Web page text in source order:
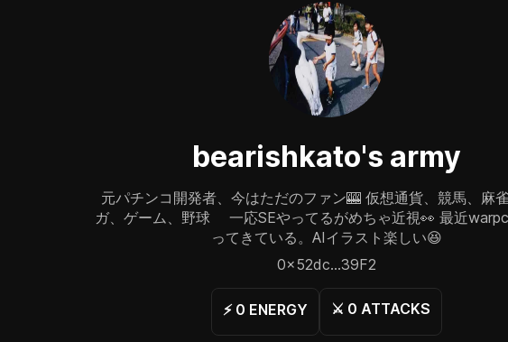
bearishkato's army
元パチンコ開発者、今はただのファン🎰 仮想通貨、競馬、麻
ガ、ゲーム、野球 一応SEやってるがめちゃ近視👀 最近
ってきている。AIイラスト楽しい😆
0x52dc...39F2
⚡️ 0 ENERGY ⚔️ 0 ATTACKS